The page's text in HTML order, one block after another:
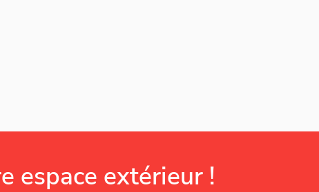
espace extérieur !